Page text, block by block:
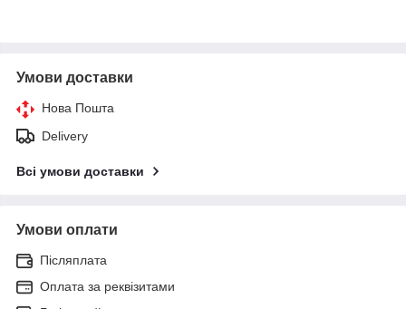
Умови доставки
Нова Пошта
Delivery
Всі умови доставки
Умови оплати
Післяплата
Оплата за реквізитами